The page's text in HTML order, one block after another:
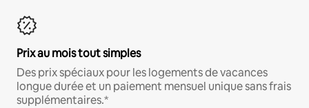
Prix au mois tout simples
Des prix spéciaux pour les logements de vacances
longue durée et un paiement mensuel unique sans frais
supplémentaires.*